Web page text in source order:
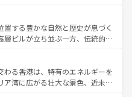
国の多彩な魅力を心ゆくまで味
みてほしい。 なお、新着の韓国情報はコンテンツ一
づく。ハノイの古い町並みやホ
治時代の建物も、独特の雰囲気を
バラエティの豊かさとおいしさで
、ベトナムコーヒーなどは、ぜ
の地域を訪れてもあたたかい人々
ので、きっと忘れられない旅にな
置する豊かな自然と歴史が息づく
層ビルが立ち並ぶ一方、伝統的な
部ではチェンマイなどの山岳地
部ではプーケットやクラビの美し
を楽しむことができる。タイ料理
わる香港は、特有のエネルギーを
ア湾に広がる壮大な景色、近未来